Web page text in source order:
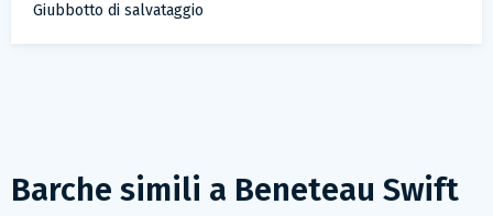
Giubbotto di salvataggio
Barche simili a Beneteau Swift